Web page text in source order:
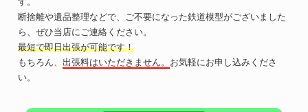
断捨離や遺品整理などで、ご不要になった鉄道模型がございました
ら、ぜひ当店にご連絡ください。
最短で即日出張が可能です！
もちろん、 出張料はいただきません。 お気軽にお申し込みくださ
い。